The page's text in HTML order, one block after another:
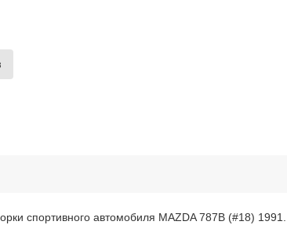
спортивного автомобиля MAZDA 787B (#18) 1991.
Остались вопросы?